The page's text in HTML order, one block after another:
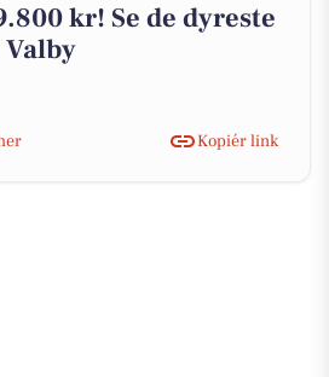
kr! Se de dyreste
Kopiér link